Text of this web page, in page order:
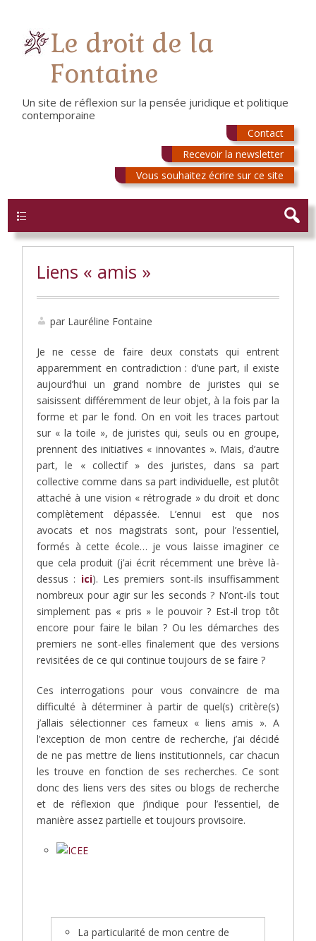
Le droit de la
Fontaine
Un site de réflexion sur la pensée juridique et politique
contemporaine
Contact
Recevoir la newsletter
Vous souhaitez écrire sur ce site
Liens « amis »
par Lauréline Fontaine
Je ne cesse de faire deux constats qui entrent
apparemment en contradiction : d’une part, il existe
aujourd’hui un grand nombre de juristes qui se
saisissent différemment de leur objet, à la fois par la
forme et par le fond. On en voit les traces partout
sur « la toile », de juristes qui, seuls ou en groupe,
prennent des initiatives « innovantes ». Mais, d’autre
part, le « collectif » des juristes, dans sa part
collective comme dans sa part individuelle, est plutôt
attaché à une vision « rétrograde » du droit et donc
complètement dépassée. L’ennui est que nos
avocats et nos magistrats sont, pour l’essentiel,
formés à cette école… je vous laisse imaginer ce
que cela produit (j’ai écrit récemment une brève là-
dessus : ici). Les premiers sont-ils insuffisamment
nombreux pour agir sur les seconds ? N’ont-ils tout
simplement pas « pris » le pouvoir ? Est-il trop tôt
encore pour faire le bilan ? Ou les démarches des
premiers ne sont-elles finalement que des versions
revisitées de ce qui continue toujours de se faire ?
Ces interrogations pour vous convaincre de ma
difficulté à déterminer à partir de quel(s) critère(s)
j’allais sélectionner ces fameux « liens amis ». A
l’exception de mon centre de recherche, j’ai décidé
de ne pas mettre de liens institutionnels, car chacun
les trouve en fonction de ses recherches. Ce sont
donc des liens vers des sites ou blogs de recherche
et de réflexion que j’indique pour l’essentiel, de
manière assez partielle et toujours provisoire.
La particularité de mon centre de